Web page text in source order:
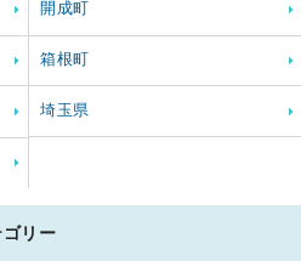
開成町
箱根町
埼玉県
リー